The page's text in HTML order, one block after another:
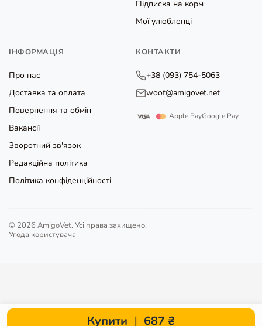
Підписка на корм
Мої улюбленці
ІНФОРМАЦІЯ
Про нас
Доставка та оплата
Повернення та обмін
Вакансії
Зворотний зв'язок
Редакційна політика
Політика конфіденційності
КОНТАКТИ
+38 (093) 754-5063
woof@amigovet.net
Apple PayGoogle Pay
© 2026 AmigoVet. Усі права захищено.
Угода користувача
Купити | 687 ₴